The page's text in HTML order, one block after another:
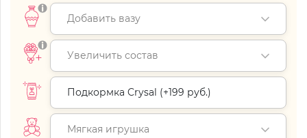
Добавить вазу
Увеличить состав
Подкормка Crysal (+199 руб.)
Мягкая игрушка